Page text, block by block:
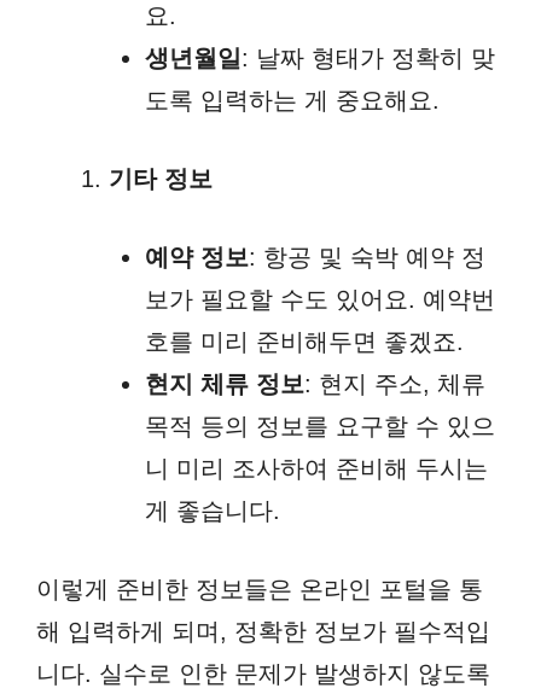
요.
생년월일 : 날짜 형태가 정확히 맞
도록 입력하는 게 중요해요.
기타 정보
예약 정보: 항공 및 숙박 예약 정
보가 필요할 수도 있어요. 예약번
호를 미리 준비해두면 좋겠죠.
현지 체류 정보: 현지 주소, 체류
목적 등의 정보를 요구할 수 있으
니 미리 조사하여 준비해 두시는
게 좋습니다.
이렇게 준비한 정보들은 온라인 포털을 통
해 입력하게 되며, 정확한 정보가 필수적입
니다. 실수로 인한 문제가 발생하지 않도록